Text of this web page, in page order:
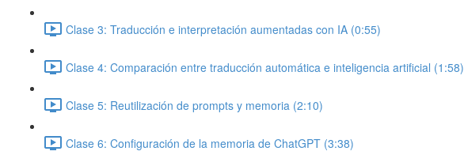
Clase 3: Traducción e interpretación aumentadas con IA (0:55)
Clase 4: Comparación entre traducción automática e inteligencia artificial (1:58)
Clase 5: Reutilización de prompts y memoria (2:10)
Clase 6: Configuración de la memoria de ChatGPT (3:38)